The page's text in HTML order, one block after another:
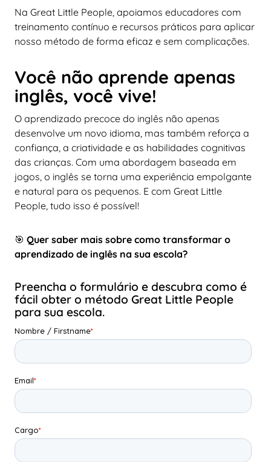
Na Great Little People, apoiamos educadores com
treinamento contínuo e recursos práticos para aplicar
nosso método de forma eficaz e sem complicações.
Você não aprende apenas
inglês, você vive!
O aprendizado precoce do inglês não apenas
desenvolve um novo idioma, mas também reforça a
confiança, a criatividade e as habilidades cognitivas
das crianças. Com uma abordagem baseada em
jogos, o inglês se torna uma experiência empolgante
e natural para os pequenos. E com Great Little
People, tudo isso é possível!
🎯 Quer saber mais sobre como transformar o
aprendizado de inglês na sua escola?
Preencha o formulário e descubra como é
fácil obter o método Great Little People
para sua escola.